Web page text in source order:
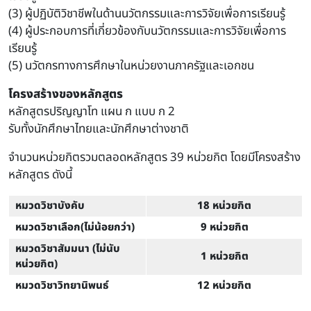
(3) ผู้ปฏิบัติวิชาชีพในด้านนวัตกรรมและการวิจัยเพื่อการเรียนรู้
(4) ผู้ประกอบการที่เกี่ยวข้องกับนวัตกรรมและการวิจัยเพื่อการ
เรียนรู้
(5) นวัตกรทางการศึกษาในหน่วยงานภาครัฐและเอกชน
โครงสร้างของหลักสูตร
หลักสูตรปริญญาโท แผน ก แบบ ก 2
รับทั้งนักศึกษาไทยและนักศึกษาต่างชาติ
จํานวนหน่วยกิตรวมตลอดหลักสูตร 39 หน่วยกิต โดยมีโครงสร้าง
หลักสูตร ดังนี้
หมวดวิชาบังคับ
18 หน่วยกิต
หมวดวิชาเลือก(ไม่น้อยกว่า)
9 หน่วยกิต
หมวดวิชาสัมมนา (ไม่นับ
หน่วยกิต)
1 หน่วยกิต
หมวดวิชาวิทยานิพนธ์
12 หน่วยกิต